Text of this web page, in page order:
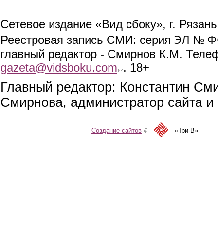
Сетевое издание «Вид сбоку», г.
Реестровая запись СМИ: серия ЭЛ №
главный редактор - Смирнов К.М.
gazeta@vidsboku.com (link sends e-mail)
. 18+
Главный редактор: Константин
Смирнова, администратор сайта
Создание сайтов(link is external)«Три-В»